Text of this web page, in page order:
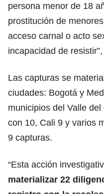
persona menor de 18
prostitución de
acceso carnal o acto
incapacidad de
Las capturas se
ciudades: Bogotá y
municipios del Valle
con 10, Cali 9 y varios
9 capturas.
“Esta acción
materializar 22